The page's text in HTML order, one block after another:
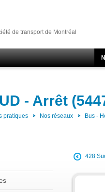
de transport de Montréal
- Arrêt
pratiques Nos réseaux Bus -
428